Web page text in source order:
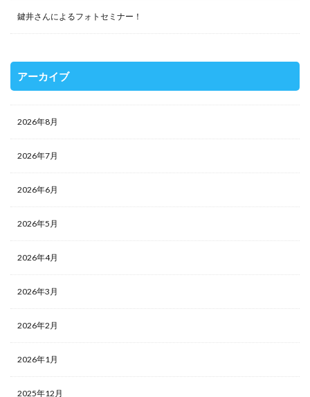
鍵井さんによるフォトセミナー！
アーカイブ
2026年8月
2026年7月
2026年6月
2026年5月
2026年4月
2026年3月
2026年2月
2026年1月
2025年12月